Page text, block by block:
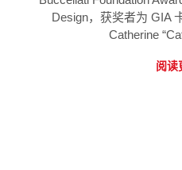
Design，获奖者为 GIA
Catherine
阅读